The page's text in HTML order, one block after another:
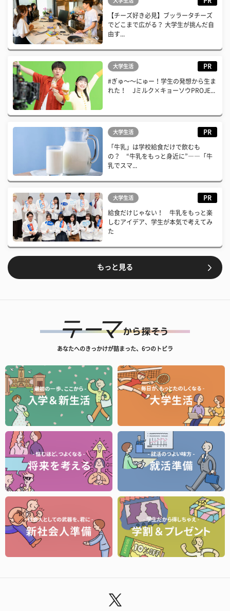
【チーズ好き必見】ブッラータチーズ
でどこまで広がる？ 大学生が挑んだ自
由す...
大学生活 PR
#ぎゅ〜〜にゅー！学生の発想から生ま
れた！ Jミルク×キョーソウPROJE...
大学生活 PR
「牛乳」は学校給食だけで飲むも
の？ “牛乳をもっと身近に”――「牛
乳でスマ...
大学生活 PR
給食だけじゃない！ 牛乳をもっと楽
しむアイデア、学生が本気で考えてみ
た
もっと見る
あなたへのきっかけが詰まった、6つのトビラ